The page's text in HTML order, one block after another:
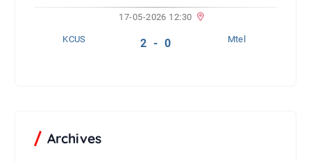
17-05-2026 12:30
KCUS 2 - 0 Mtel
Archives